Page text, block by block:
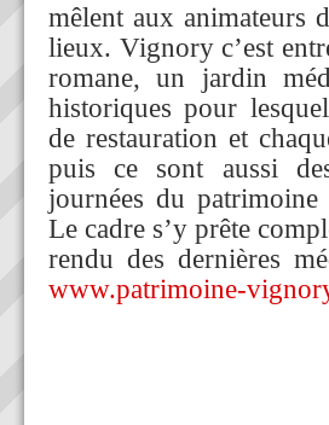
mêlent aux animateurs
lieux. Vignory c’est
romane, un jardin
historiques pour
de restauration et
puis ce sont aussi
journées du
Le cadre s’y prête
rendu des dernières
www.patrimoine-